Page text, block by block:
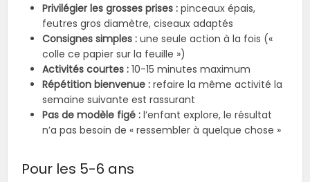
Privilégier les grosses prises : pinceaux épais,
feutres gros diamètre, ciseaux adaptés
Consignes simples : une seule action à la fois («
colle ce papier sur la feuille »)
Activités courtes : 10-15 minutes maximum
Répétition bienvenue : refaire la même activité la
semaine suivante est rassurant
Pas de modèle figé : l’enfant explore, le résultat
n’a pas besoin de « ressembler à quelque chose »
Pour les 5-6 ans